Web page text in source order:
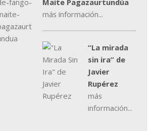
Maite Pagazaurtundúa
más información...
“La mirada
sin ira” de
Javier
Rupérez
más
información...